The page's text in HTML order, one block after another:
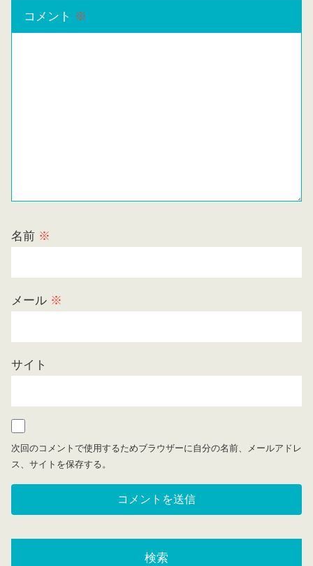
コメント ※
名前 ※
メール ※
サイト
次回のコメントで使用するためブラウザーに自分の名前、メールアドレ
ス、サイトを保存する。
検索